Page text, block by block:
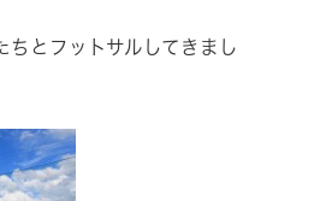
ちとフットサルしてきまし